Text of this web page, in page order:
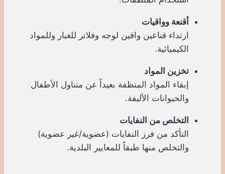
أقنعة وواقيات
ارتداء قناعين واقين لوجه وفلاتر للغبار وللمواد
الكيميائية.
تخزين المواد
إبقاء المواد المنظفة بعيداً عن متناول الأطفال
والحيوانات الأليفة.
التخلص من النفايات
التأكد من فرز النفايات (عضوية/غير عضوية)
والتخلص منها طبقاً للمعايير البلدية.